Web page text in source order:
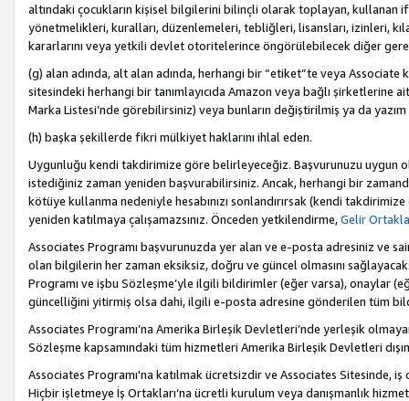
altındaki çocukların kişisel bilgilerini bilinçli olarak toplayan, kullanan
yönetmelikleri, kuralları, düzenlemeleri, tebliğleri, lisansları, izinleri,
kararlarını veya yetkili devlet otoritelerince öngörülebilecek diğer
(g) alan adında, alt alan adında, herhangi bir “etiket”te veya
sitesindeki herhangi bir tanımlayıcıda Amazon veya bağlı şirketlerine
Marka Listesi’nde görebilirsiniz) veya bunların değiştirilmiş ya da
(h) başka şekillerde fikri mülkiyet haklarını ihlal eden.
Uygunluğu kendi takdirimize göre belirleyeceğiz. Başvurunuzu uygun
istediğiniz zaman yeniden başvurabilirsiniz. Ancak, herhangi bir
kötüye kullanma nedeniyle hesabınızı sonlandırırsak (kendi
yeniden katılmaya çalışamazsınız. Önceden yetkilendirme,Gelir
Associates Programı başvurunuzda yer alan ve e-posta adresiniz ve
olan bilgilerin her zaman eksiksiz, doğru ve güncel olmasını
Programı ve işbu Sözleşme’yle ilgili bildirimler (eğer varsa), onaylar
güncelliğini yitirmiş olsa dahi, ilgili e-posta adresine gönderilen tüm
Associates Programı’na Amerika Birleşik Devletleri’nde yerleşik
Sözleşme kapsamındaki tüm hizmetleri Amerika Birleşik Devletleri
Associates Programı'na katılmak ücretsizdir ve Associates Sitesinde,
Hiçbir işletmeye İş Ortakları’na ücretli kurulum veya danışmanlık